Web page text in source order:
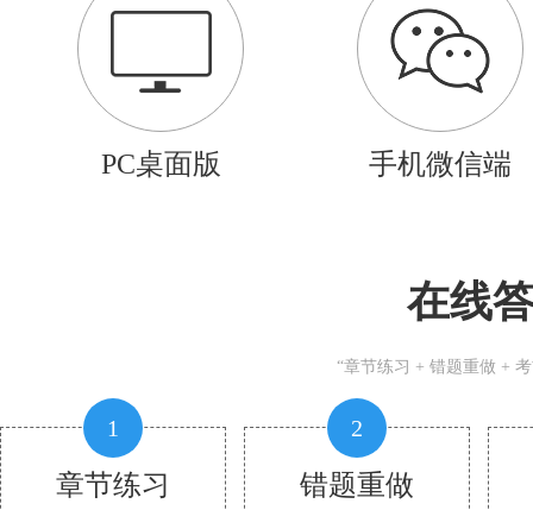
PC桌面版 手机微信端
在线
“章节练习 + 错题重做 +
1
章节练习
2
错题重做